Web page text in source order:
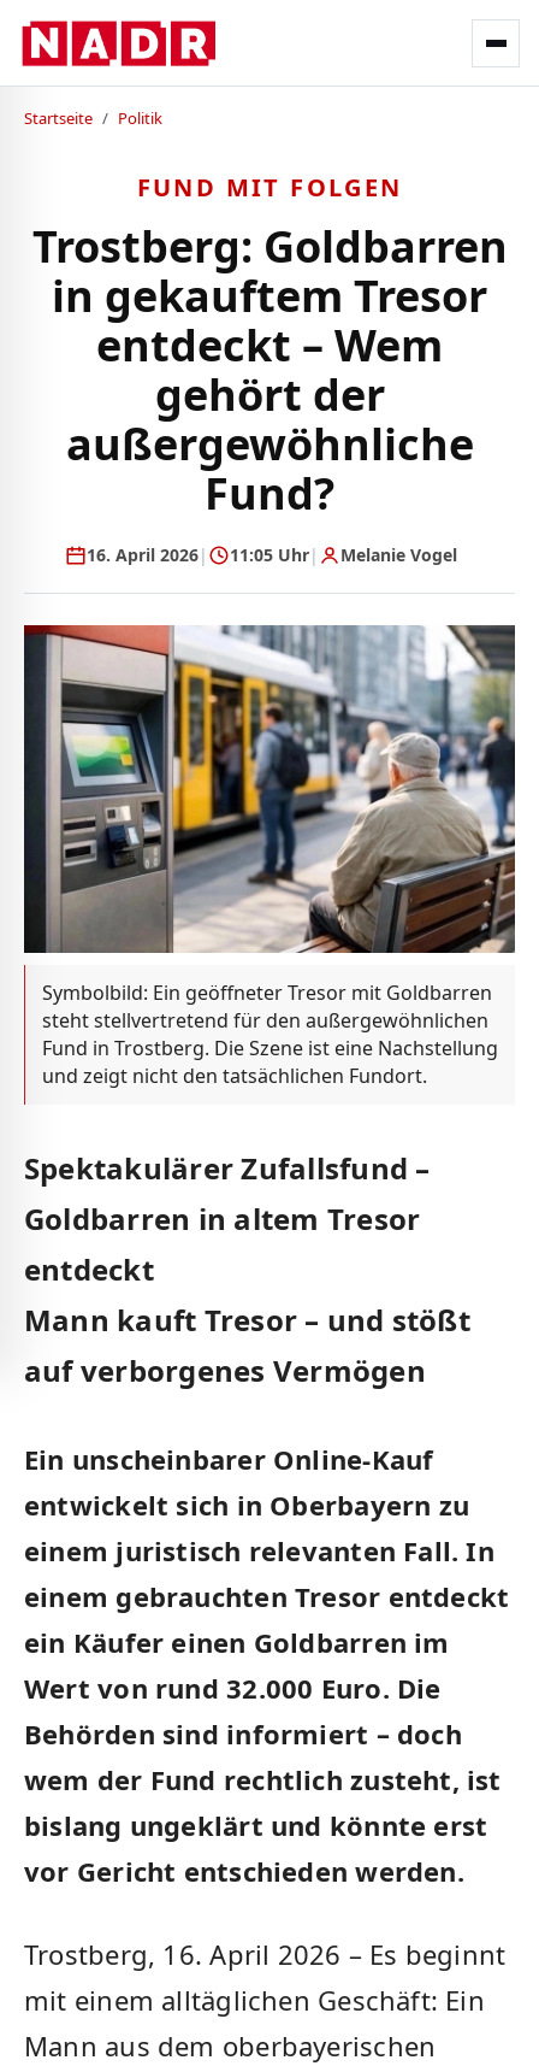
Startseite / Politik
FUND MIT FOLGEN
Trostberg: Goldbarren
in gekauftem Tresor
entdeckt – Wem
gehört der
außergewöhnliche
Fund?
16. April 2026| 11:05 Uhr| Melanie Vogel
Symbolbild: Ein geöffneter Tresor mit Goldbarren
steht stellvertretend für den außergewöhnlichen
Fund in Trostberg. Die Szene ist eine Nachstellung
und zeigt nicht den tatsächlichen Fundort.
Spektakulärer Zufallsfund –
Goldbarren in altem Tresor
entdeckt
Mann kauft Tresor – und stößt
auf verborgenes Vermögen
Ein unscheinbarer Online-Kauf
entwickelt sich in Oberbayern zu
einem juristisch relevanten Fall. In
einem gebrauchten Tresor entdeckt
ein Käufer einen Goldbarren im
Wert von rund 32.000 Euro. Die
Behörden sind informiert – doch
wem der Fund rechtlich zusteht, ist
bislang ungeklärt und könnte erst
vor Gericht entschieden werden.
Trostberg, 16. April 2026 – Es beginnt
mit einem alltäglichen Geschäft: Ein
Mann aus dem oberbayerischen